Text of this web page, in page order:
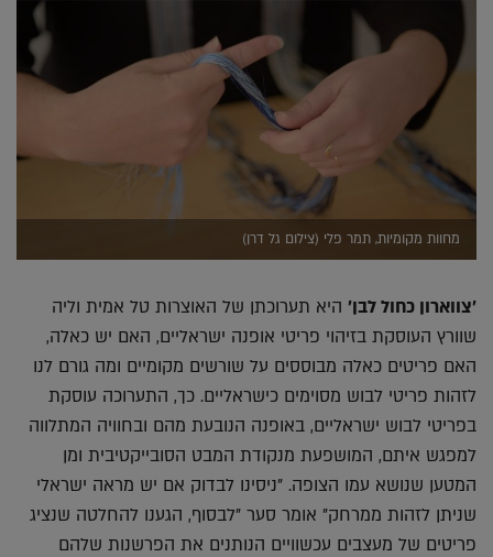
מחוות מקומיות, תמר פלי (צילום גל דרן)
'צווארון כחול לבן' היא תערוכתן של האוצרות טל אמית וליה
שוורץ העוסקת בזיהוי פריטי אופנה ישראליים, האם יש כאלה,
האם פריטים כאלה מבוססים על שורשים מקומיים ומה גורם לנו
לזהות פריטי לבוש מסוימים כישראליים. כך, התערוכה עוסקת
בפריטי לבוש ישראליים, באופנה הנובעת מהם ובחוויה המתלווה
למפגש איתם, המושפעת מנקודת המבט הסובייקטיבית ומן
המטען שנושא עמו הצופה. "ניסינו לבדוק אם יש מראה ישראלי
שניתן לזהות ממרחק" אומר סער "לבסוף, הגענו להחלטה שנציג
פריטים של מעצבים עכשוויים הנותנים את הפרשנות שלהם